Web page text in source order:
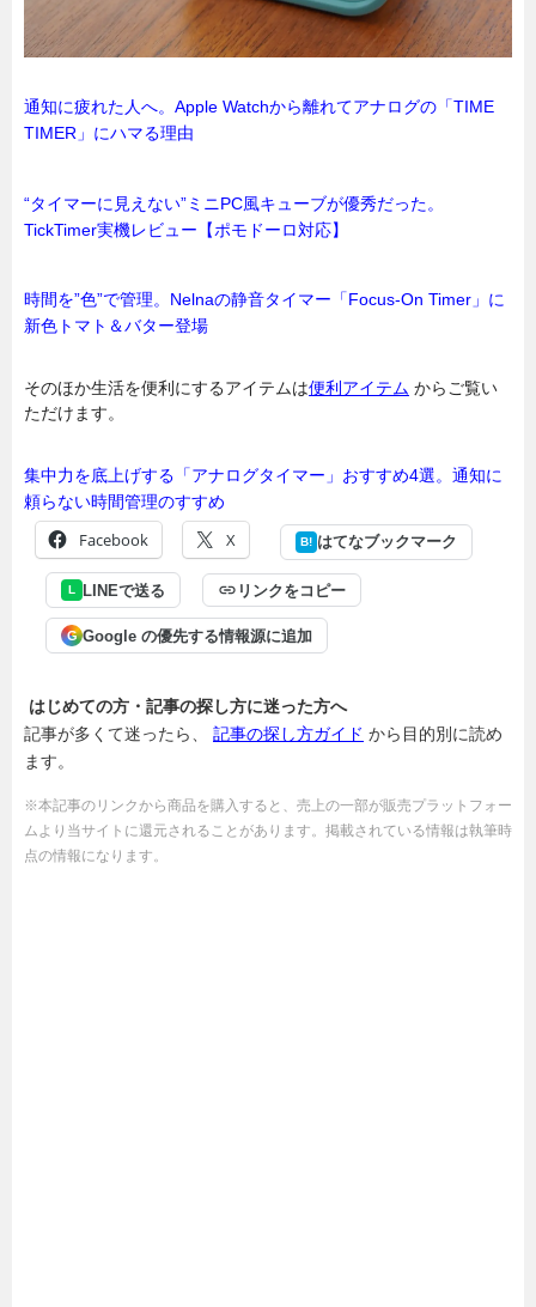
通知に疲れた人へ。Apple Watchから離れてアナログの「TIME
TIMER」にハマる理由
“タイマーに見えない”ミニPC風キューブが優秀だった。
TickTimer実機レビュー【ポモドーロ対応】
時間を”色”で管理。Nelnaの静音タイマー「Focus-On Timer」に
新色トマト＆バター登場
そのほか生活を便利にするアイテムは便利アイテム からご覧い
ただけます。
集中力を底上げする「アナログタイマー」おすすめ4選。通知に
頼らない時間管理のすすめ
Facebook X B! はてなブックマーク
L LINEで送る リンクをコピー
G Google の優先する情報源に追加
はじめての方・記事の探し方に迷った方へ
記事が多くて迷ったら、 記事の探し方ガイド から目的別に読め
ます。
※本記事のリンクから商品を購入すると、売上の一部が販売プラットフォー
ムより当サイトに還元されることがあります。掲載されている情報は執筆時
点の情報になります。